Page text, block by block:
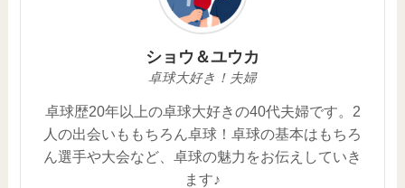
ショウ＆ユウカ
卓球大好き！夫婦
卓球歴20年以上の卓球大好きの40代夫婦です。2
人の出会いももちろん卓球！卓球の基本はもちろ
ん選手や大会など、卓球の魅力をお伝えしていき
ます♪